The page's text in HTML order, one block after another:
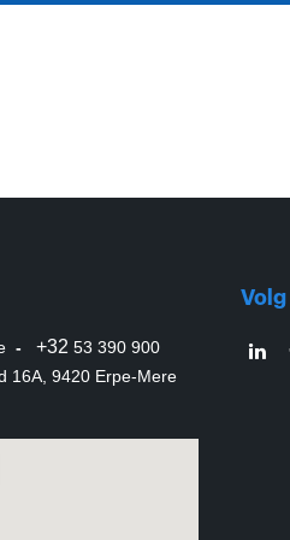
- +32 53 390 900
16A, 9420 Erpe-Mere